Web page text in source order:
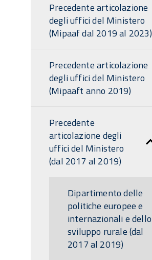
Precedente articolazione
degli uffici del Ministero
(Mipaaf dal 2019 al 2023)
Precedente articolazione
degli uffici del Ministero
(Mipaaft anno 2019)
Precedente
articolazione degli
uffici del Ministero
(dal 2017 al 2019)
Dipartimento delle
politiche europee e
internazionali e dello
sviluppo rurale (dal
2017 al 2019)